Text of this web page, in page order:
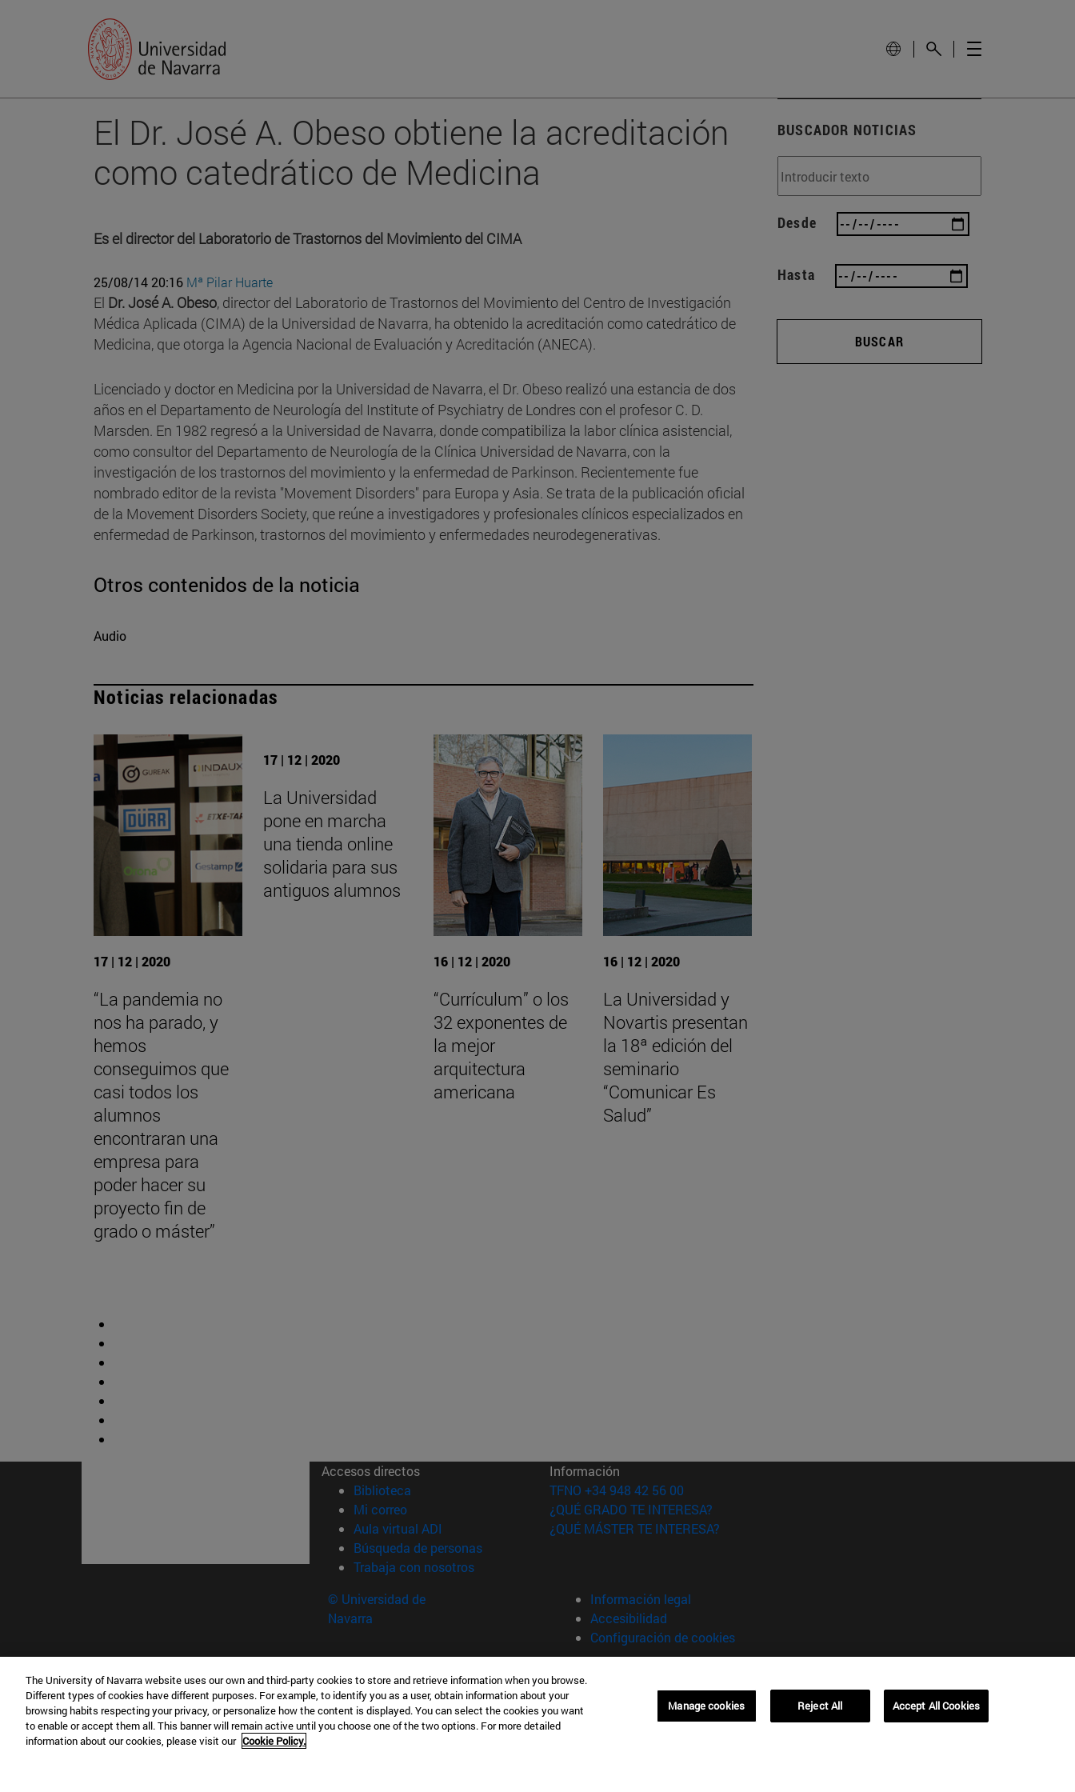
El Dr. José A. Obeso obtiene la acreditación
como catedrático de Medicina
Es el director del Laboratorio de Trastornos del Movimiento del CIMA
25/08/14 20:16 Mª Pilar Huarte
El Dr. José A. Obeso, director del Laboratorio de Trastornos del Movimiento del Centro de Investigación
Médica Aplicada (CIMA) de la Universidad de Navarra, ha obtenido la acreditación como catedrático de
Medicina, que otorga la Agencia Nacional de Evaluación y Acreditación (ANECA).
Licenciado y doctor en Medicina por la Universidad de Navarra, el Dr. Obeso realizó una estancia de dos
años en el Departamento de Neurología del Institute of Psychiatry de Londres con el profesor C. D.
Marsden. En 1982 regresó a la Universidad de Navarra, donde compatibiliza la labor clínica asistencial,
como consultor del Departamento de Neurología de la Clínica Universidad de Navarra, con la
investigación de los trastornos del movimiento y la enfermedad de Parkinson. Recientemente fue
nombrado editor de la revista "Movement Disorders" para Europa y Asia. Se trata de la publicación oficial
de la Movement Disorders Society, que reúne a investigadores y profesionales clínicos especializados en
enfermedad de Parkinson, trastornos del movimiento y enfermedades neurodegenerativas.
Otros contenidos de la noticia
Audio
Noticias relacionadas
17 | 12 | 2020
“La pandemia no
nos ha parado, y
hemos
conseguimos que
casi todos los
alumnos
encontraran una
empresa para
poder hacer su
proyecto fin de
grado o máster”
17 | 12 | 2020
La Universidad
pone en marcha
una tienda online
solidaria para sus
antiguos alumnos
16 | 12 | 2020
“Currículum” o los
32 exponentes de
la mejor
arquitectura
americana
16 | 12 | 2020
La Universidad y
Novartis presentan
la 18ª edición del
seminario
“Comunicar Es
Salud”
BUSCADOR NOTICIAS
Desde
Hasta
BUSCAR
Accesos directos
Biblioteca (abre en nueva ventana)
Mi correo(abre en nueva ventana)
Aula virtual ADI (abre en nueva ventana)
Búsqueda de personas(abre en nueva ventana)
Trabaja con nosotros(abre en nueva ventana)
Información
TFNO +34 948 42 56 00
¿QUÉ GRADO TE INTERESA?
¿QUÉ MÁSTER TE INTERESA?
© Universidad de
Navarra
Información legal
Accesibilidad
Configuración de cookies
Campus Universitario 31009 Pamplona
España
T.+34 948 42 56 00info@unav.es
Pº de Manuel Lardizabal 13 20018
Donostia-San Sebastián España
Calle Marquesado de Sta. Marta, 3
28027 Madrid España
Av. Pearson, 21 08034 Barcelona
España
The University of Navarra website uses our own and third-party cookies to store and retrieve information when you browse.
Different types of cookies have different purposes. For example, to identify you as a user, obtain information about your
browsing habits respecting your privacy, or personalize how the content is displayed. You can select the cookies you want
to enable or accept them all. This banner will remain active until you choose one of the two options. For more detailed
information about our cookies, please visit our Cookie Policy.
Manage cookies Reject All Accept All Cookies